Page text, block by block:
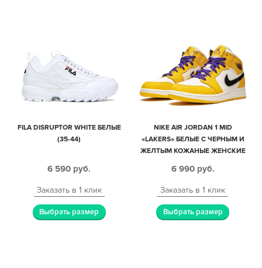
FILA DISRUPTOR WHITE БЕЛЫЕ
(35-44)
6 590 руб.
Заказать в 1 клик
Выбрать размер
NIKE AIR JORDAN 1 MID
«LAKERS» БЕЛЫЕ С ЧЕРНЫМ И
ЖЕЛТЫМ КОЖАНЫЕ ЖЕНСКИЕ
6 990 руб.
Заказать в 1 клик
Выбрать размер